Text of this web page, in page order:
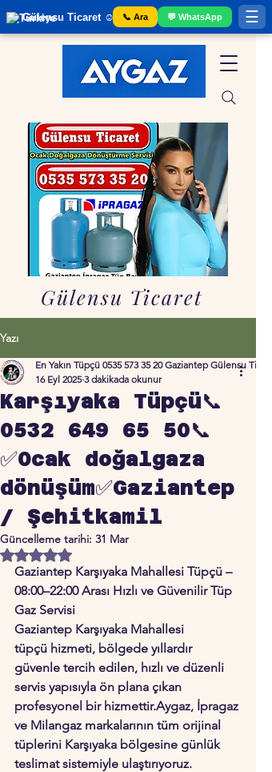
Gülensu Ticaret ☺️ Gaziantep Tüp Bayii
📞 Ara 💬 WhatsApp ☰
Gülensu Ticaret
Yazı
Karşıyaka Tüpçü📞
0532 649 65 50📞
✅Ocak doğalgaza
dönüşüm✅Gaziantep
/ Şehitkamil
En Yakın Tüpçü 0535 573 35 20 Gaziantep Gülensu Ticaret
16 Eyl 2025 3 dakikada okunur
Güncelleme tarihi: 31 Mar
5 üzerinden NaN yıldız
Gaziantep Karşıyaka Mahallesi Tüpçü –
08:00–22:00 Arası Hızlı ve Güvenilir Tüp
Gaz Servisi
Gaziantep Karşıyaka Mahallesi
tüpçü hizmeti, bölgede yıllardır
güvenle tercih edilen, hızlı ve düzenli
servis yapısıyla ön plana çıkan
profesyonel bir hizmettir.Aygaz, İpragaz
ve Milangaz markalarının tüm orijinal
tüplerini Karşıyaka bölgesine günlük
teslimat sistemiyle ulaştırıyoruz.